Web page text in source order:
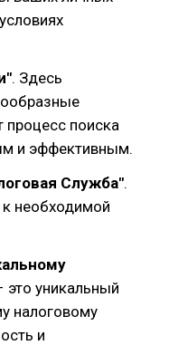
. Здесь
процесс поиска
и эффективным.
Служба".
необходимой
это уникальный
налоговому
и